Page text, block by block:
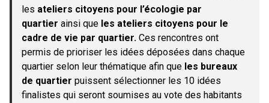
les ateliers citoyens pour l’écologie par
quartier ainsi que les ateliers citoyens pour le
cadre de vie par quartier. Ces rencontres ont
permis de prioriser les idées déposées dans chaque
quartier selon leur thématique afin que les bureaux
de quartier puissent sélectionner les 10 idées
finalistes qui seront soumises au vote des habitants